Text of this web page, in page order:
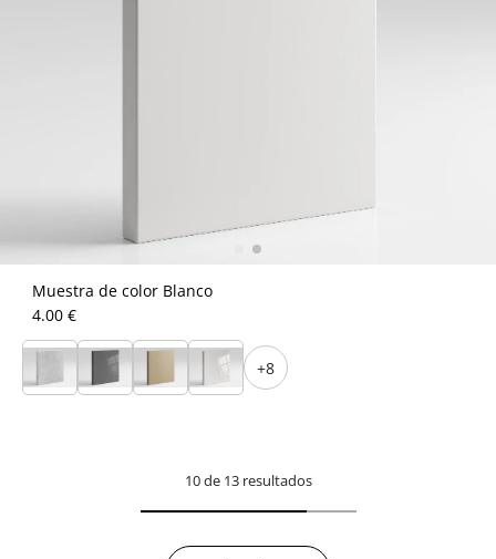
Muestra de color Blanco
4.00 €
+8
10 de 13 resultados